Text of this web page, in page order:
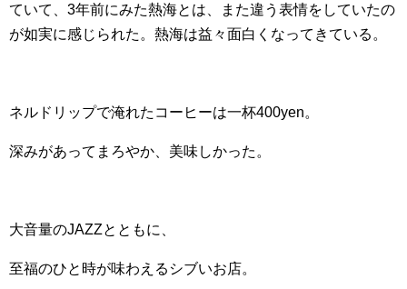
ていて、3年前にみた熱海とは、また違う表情をしていたの
が如実に感じられた。熱海は益々面白くなってきている。
ネルドリップで淹れたコーヒーは一杯400yen。
深みがあってまろやか、美味しかった。
大音量のJAZZとともに、
至福のひと時が味わえるシブいお店。